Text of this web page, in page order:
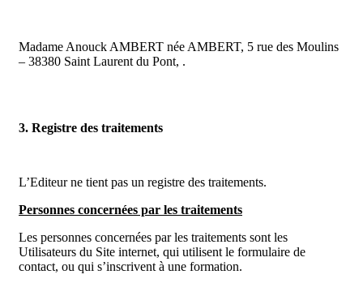
Madame Anouck AMBERT née AMBERT, 5 rue des Moulins
– 38380 Saint Laurent du Pont, .
3. Registre des traitements
L’Editeur ne tient pas un registre des traitements.
Personnes concernées par les traitements
Les personnes concernées par les traitements sont les
Utilisateurs du Site internet, qui utilisent le formulaire de
contact, ou qui s’inscrivent à une formation.